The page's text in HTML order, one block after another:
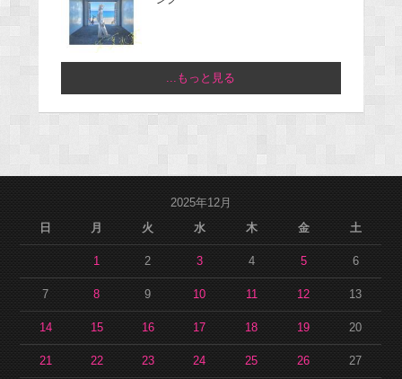
...もっと見る
2025年12月
日
月 火 水 木 金 土
1 2 3 4 5 6
7 8 9 10 11 12 13
14 15 16 17 18 19 20
21 22 23 24 25 26 27